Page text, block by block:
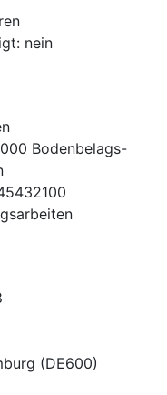
: nein
Bodenbelags-
(DE600)